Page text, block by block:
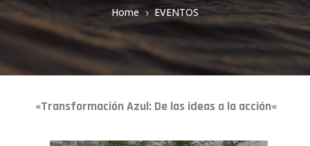
Home 5 EVENTOS
«Transformación Azul: De las ideas a la acción«